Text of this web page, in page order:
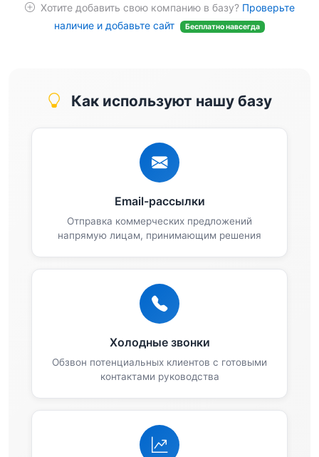
Хотите добавить свою компанию в базу? Проверьте
наличие и добавьте сайт
Бесплатно навсегда
Как используют нашу базу
Email-рассылки
Отправка коммерческих предложений
напрямую лицам, принимающим решения
Холодные звонки
Обзвон потенциальных клиентов с готовыми
контактами руководства